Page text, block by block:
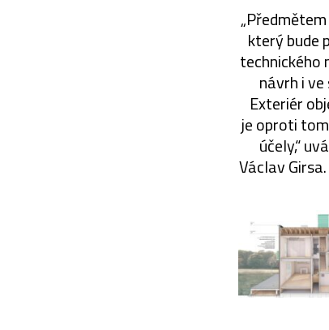
který bude
technického
návrh i
Exteriér
je oproti
účely,“
Václav